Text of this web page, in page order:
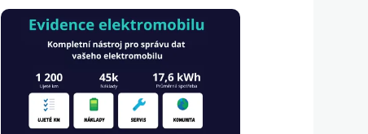
Obrázek